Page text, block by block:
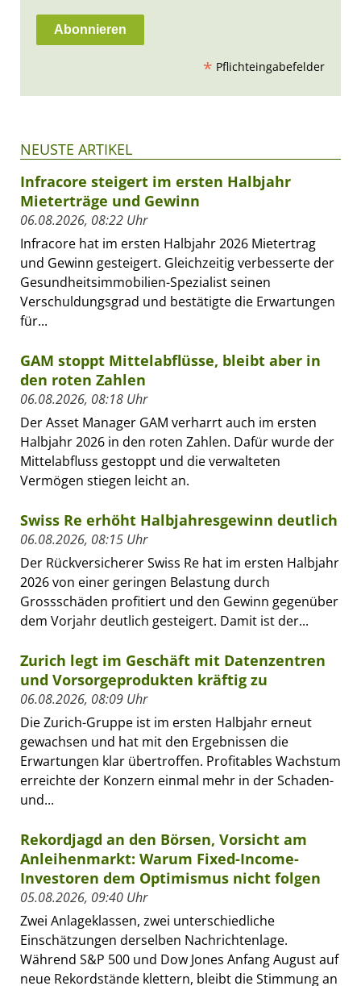
* Pflichteingabefelder
NEUSTE ARTIKEL
Infracore steigert im ersten Halbjahr
Mieterträge und Gewinn
06.08.2026, 08:22 Uhr
Infracore hat im ersten Halbjahr 2026 Mietertrag
und Gewinn gesteigert. Gleichzeitig verbesserte der
Gesundheitsimmobilien-Spezialist seinen
Verschuldungsgrad und bestätigte die Erwartungen
für...
GAM stoppt Mittelabflüsse, bleibt aber in
den roten Zahlen
06.08.2026, 08:18 Uhr
Der Asset Manager GAM verharrt auch im ersten
Halbjahr 2026 in den roten Zahlen. Dafür wurde der
Mittelabfluss gestoppt und die verwalteten
Vermögen stiegen leicht an.
Swiss Re erhöht Halbjahresgewinn deutlich
06.08.2026, 08:15 Uhr
Der Rückversicherer Swiss Re hat im ersten Halbjahr
2026 von einer geringen Belastung durch
Grossschäden profitiert und den Gewinn gegenüber
dem Vorjahr deutlich gesteigert. Damit ist der...
Zurich legt im Geschäft mit Datenzentren
und Vorsorgeprodukten kräftig zu
06.08.2026, 08:09 Uhr
Die Zurich-Gruppe ist im ersten Halbjahr erneut
gewachsen und hat mit den Ergebnissen die
Erwartungen klar übertroffen. Profitables Wachstum
erreichte der Konzern einmal mehr in der Schaden-
und...
Rekordjagd an den Börsen, Vorsicht am
Anleihenmarkt: Warum Fixed-Income-
Investoren dem Optimismus nicht folgen
05.08.2026, 09:40 Uhr
Zwei Anlageklassen, zwei unterschiedliche
Einschätzungen derselben Nachrichtenlage.
Während S&P 500 und Dow Jones Anfang August auf
neue Rekordstände klettern, bleibt die Stimmung an